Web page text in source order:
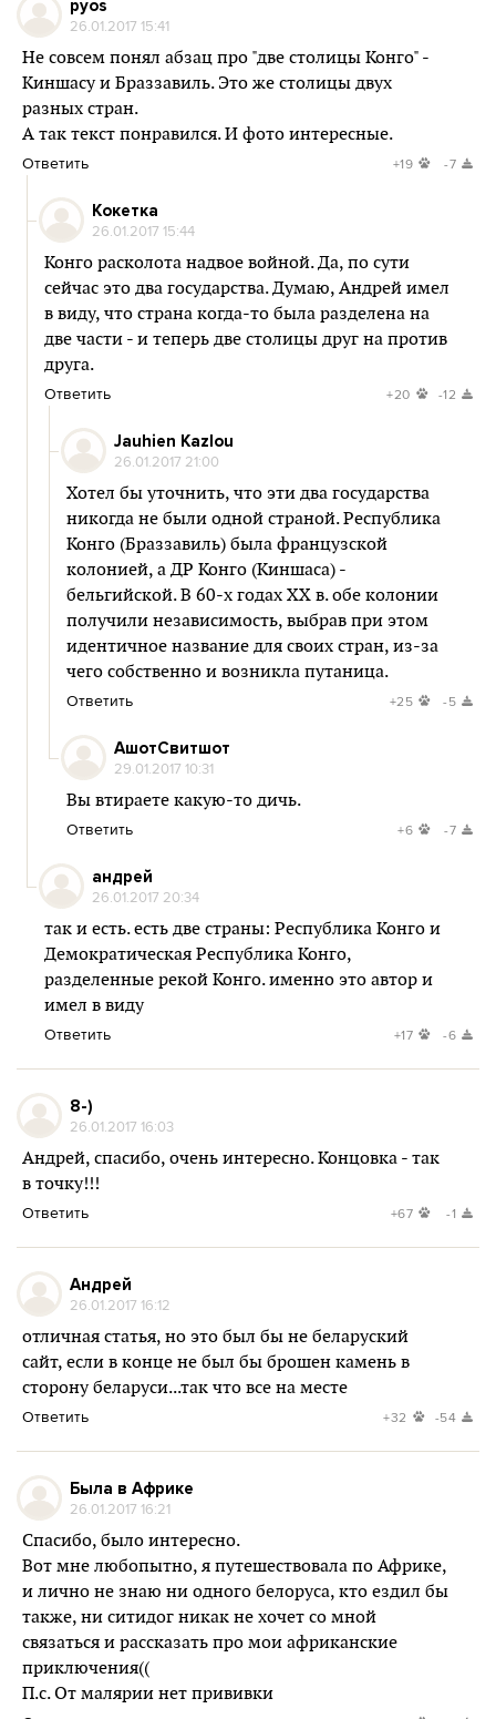
pyos
26.01.2017 15:41
Не совсем понял абзац про "две столицы Конго" -
Киншасу и Браззавиль. Это же столицы двух
разных стран.
А так текст понравился. И фото интересные.
Ответить +19 -7
Кокетка
26.01.2017 15:44
Конго расколота надвое войной. Да, по сути
сейчас это два государства. Думаю, Андрей имел
в виду, что страна когда-то была разделена на
две части - и теперь две столицы друг на против
друга.
Ответить +20 -12
Jauhien Kazlou
26.01.2017 21:00
Хотел бы уточнить, что эти два государства
никогда не были одной страной. Республика
Конго (Браззавиль) была французской
колонией, а ДР Конго (Киншаса) -
бельгийской. В 60-х годах ХХ в. обе колонии
получили независимость, выбрав при этом
идентичное название для своих стран, из-за
чего собственно и возникла путаница.
Ответить +25 -5
АшотСвитшот
29.01.2017 10:31
Вы втираете какую-то дичь.
Ответить +6 -7
андрей
26.01.2017 20:34
так и есть. есть две страны: Республика Конго и
Демократическая Республика Конго,
разделенные рекой Конго. именно это автор и
имел в виду
Ответить +17 -6
8-)
26.01.2017 16:03
Андрей, спасибо, очень интересно. Концовка - так
в точку!!!
Ответить +67 -1
Андрей
26.01.2017 16:12
отличная статья, но это был бы не беларуский
сайт, если в конце не был бы брошен камень в
сторону беларуси...так что все на месте
Ответить +32 -54
Была в Африке
26.01.2017 16:21
Спасибо, было интересно.
Вот мне любопытно, я путешествовала по Африке,
и лично не знаю ни одного белоруса, кто ездил бы
также, ни ситидог никак не хочет со мной
связаться и рассказать про мои африканские
приключения((
П.с. От малярии нет прививки